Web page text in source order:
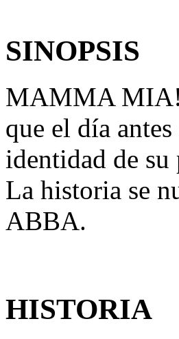
SINOPSIS
MAMMA MIA!
que el día
identidad de su
La historia se
ABBA.
HISTORIA